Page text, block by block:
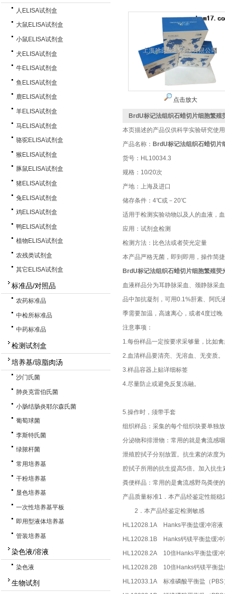
人ELISA试剂盒
大鼠ELISA试剂盒
小鼠ELISA试剂盒
犬ELISA试剂盒
牛ELISA试剂盒
鱼ELISA试剂盒
鹿ELISA试剂盒
羊ELISA试剂盒
马ELISA试剂盒
骆驼ELISA试剂盒
猴ELISA试剂盒
豚鼠ELISA试剂盒
猪ELISA试剂盒
兔ELISA试剂盒
鸡ELISA试剂盒
鸭ELISA试剂盒
植物ELISA试剂盒
农残类试剂盒
其它ELISA试剂盒
标准品/对照品
农药标准品
中检所标准品
中药标准品
检测试剂盒
培养基/琼脂肉汤
沙门氏菌
肺炎克雷伯氏菌
小肠结肠炎耶尔森氏菌
葡萄球菌
李斯特氏菌
绿脓杆菌
常用培养基
干粉培养基
显色培养基
一次性培养基平板
即用型液体培养基
管装培养基
染色液/溶液
染色液
生物试剂
点击放大
BrdU标记法组织石蜡切片细胞繁殖
本页描述的产品仅供科学实验研究使
产品名称： BrdU标记法组织石蜡切片
货号：HL10034.3
规格：10/20次
产地：上海及进口
储存条件：4℃或－20℃
适用于检测实验动物以及人的血液，
应用：试剂盒检测
检测方法：比色法或者荧光定量
本产品严格无菌，即到即用，操作简
BrdU标记法组织石蜡切片细胞繁殖荧
血液样品分为耳静脉采血、颈静脉采
品中加抗凝剂，可用0.1%肝素、阿氏
季需要加温，高速离心，或者4度过晚
注意事项：
1.每份样品一定按要求采够量，比如
2.血清样品要清亮、无溶血、无变
3.样品容器上贴详细标签
4.尽量防止或避免反复冻融。
5.操作时，须带手套
组织样品：采集的每个组织块要单独
分泌物和排泄物：常用的就是禽流感
泄殖腔拭子分别放置。抗生素的浓度
腔拭子所用的抗生提高5倍。加入抗
粪便样品：常用的是禽流感野鸟粪便
产品质量标准1．本产品经鉴定性能稳
2．本产品经鉴定检测敏感
HL12028.1A Hanks平衡盐缓冲溶
HL12028.1B Hanks钙镁平衡盐缓
HL12028.2A 10倍Hanks平衡盐缓
HL12028.2B 10倍Hanks钙镁平衡
HL12033.1A 标准磷酸平衡盐（